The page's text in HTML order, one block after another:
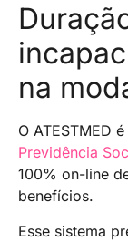
na
O ATESTMED
Previdência
100% on-line
benefícios.
Esse sistema